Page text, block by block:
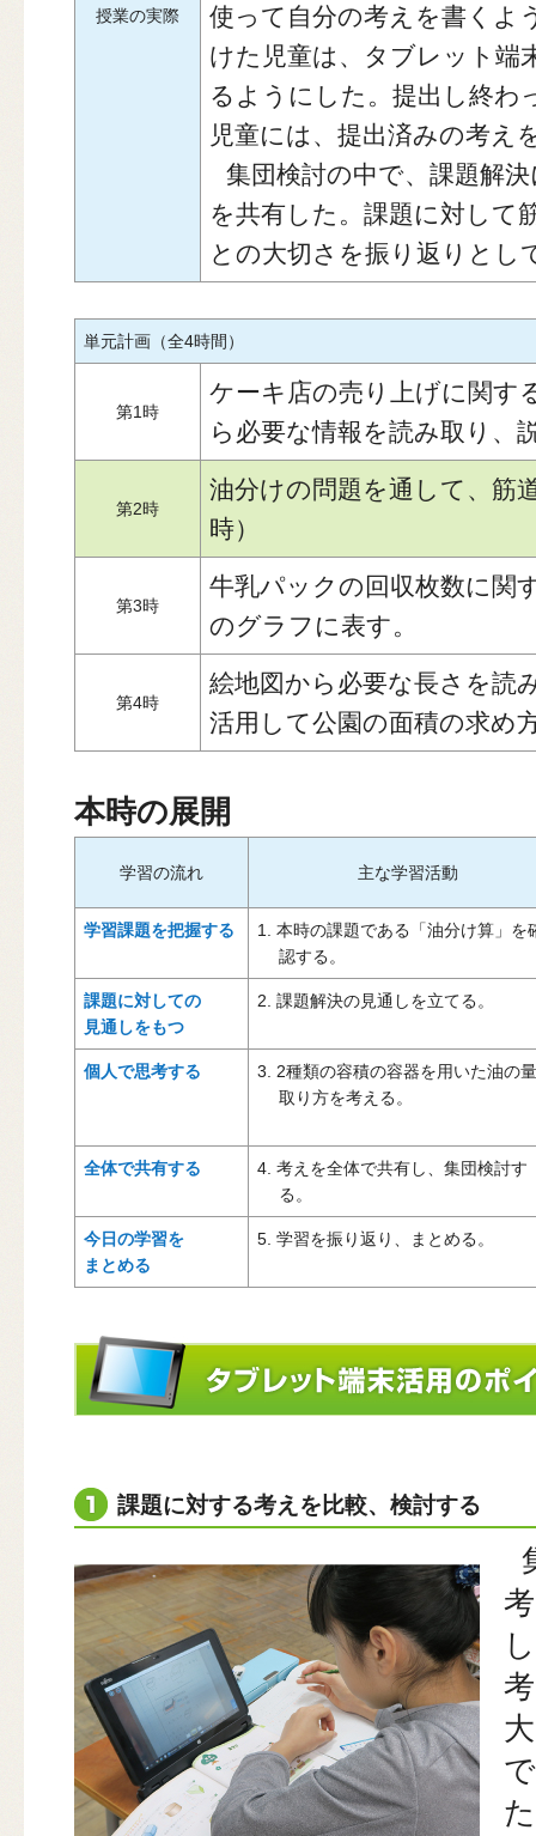
授業の実際
使って自分の考えを書くよ
けた児童は、タブレット端
るようにした。提出し終わ
児童には、提出済みの考え
集団検討の中で、課題解
を共有した。課題に対して
との大切さを振り返りとし
単元計画（全4時間）
第1時
ケーキ店の売り上げに関す
ら必要な情報を読み取り、
第2時
油分けの問題を通して、筋
時）
第3時
牛乳パックの回収枚数に関
のグラフに表す。
第4時
絵地図から必要な長さを読
活用して公園の面積の求め
本時の展開
学習の流れ 主な学習活動
学習課題を把握する
1. 本時の課題である「油分け算」を
認する。
課題に対しての
見通しをもつ
2. 課題解決の見通しを立てる。
個人で思考する
3. 2種類の容積の容器を用いた油の
取り方を考える。
全体で共有する
4. 考えを全体で共有し、集団検討す
る。
今日の学習を
まとめる
5. 学習を振り返り、まとめる。
課題に対する考えを比較、検討する